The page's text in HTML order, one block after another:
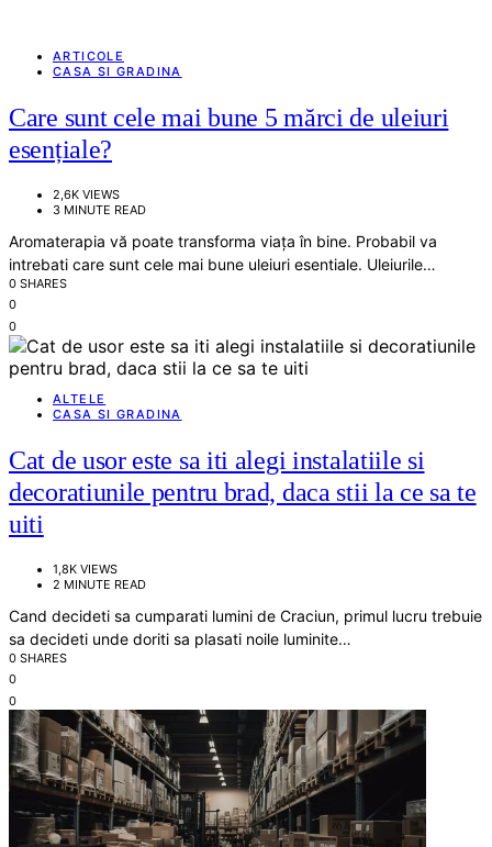
ARTICOLE
CASA SI GRADINA
Care sunt cele mai bune 5 mărci de uleiuri
esențiale?
2,6K VIEWS
3 MINUTE READ
Aromaterapia vă poate transforma viața în bine. Probabil va
intrebati care sunt cele mai bune uleiuri esentiale. Uleiurile…
0 SHARES
0
0
ALTELE
CASA SI GRADINA
Cat de usor este sa iti alegi instalatiile si
decoratiunile pentru brad, daca stii la ce sa te
uiti
1,8K VIEWS
2 MINUTE READ
Cand decideti sa cumparati lumini de Craciun, primul lucru trebuie
sa decideti unde doriti sa plasati noile luminite…
0 SHARES
0
0